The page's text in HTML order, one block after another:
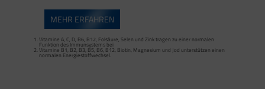
MEHR ERFAHREN
Vitamine A, C, D, B6, B12, Folsäure, Selen und Zink tragen zu einer normalen
Funktion des Immunsystems bei
Vitamine B1, B2, B3, B5, B6, B12, Biotin, Magnesium und Jod unterstützen einen
normalen Energiestoffwechsel.
Selen trägt zu einer normalen Spermabildung bei.
Vitamine A, C, D, B6, B12 sowie Folsäure, Selen und Zink tragen zu einer normalen
Funktion des Immunsystems bei.